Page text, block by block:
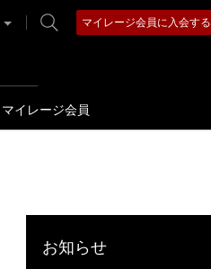
マイレージ会員
マイレージ会員に入会する
お知らせ